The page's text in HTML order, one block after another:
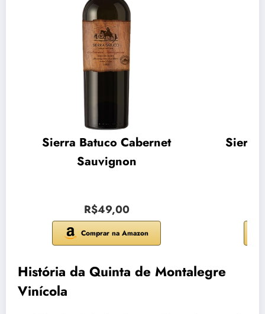
Sierra Batuco Cabernet
Sauvignon
R$49,00
Comprar na Amazon
Sierra
História da Quinta de Montalegre
Vinícola